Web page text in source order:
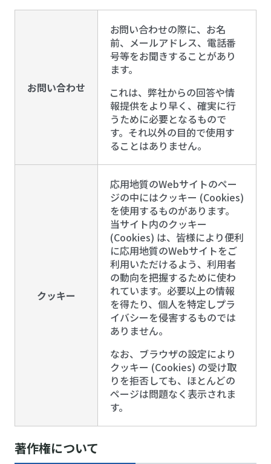
お問い合わせ
お問い合わせの際に、お名
前、メールアドレス、電話番
号等をお聞きすることがあり
ます。
これは、弊社からの回答や情
報提供をより早く、確実に行
うために必要となるもので
す。それ以外の目的で使用す
ることはありません。
クッキー
応用地質のWebサイトのペー
ジの中にはクッキー (Cookies)
を使用するものがあります。
当サイト内のクッキー
(Cookies) は、皆様により便利
に応用地質のWebサイトをご
利用いただけるよう、利用者
の動向を把握するために使わ
れています。必要以上の情報
を得たり、個人を特定しプラ
イバシーを侵害するものでは
ありません。
なお、ブラウザの設定により
クッキー (Cookies) の受け取
りを拒否しても、ほとんどの
ページは問題なく表示されま
す。
著作権について